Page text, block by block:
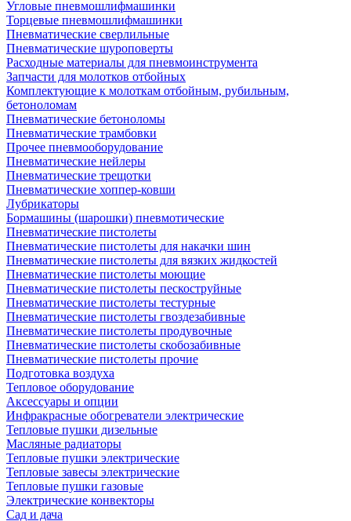
Угловые пневмошлифмашинки
Торцевые пневмошлифмашинки
Пневматические сверлильные
Пневматические шуроповерты
Расходные материалы для пневмоинструмента
Запчасти для молотков отбойных
Комплектующие к молоткам отбойным, рубильным,
бетоноломам
Пневматические бетоноломы
Пневматические трамбовки
Прочее пневмооборудование
Пневматические нейлеры
Пневматические трещотки
Пневматические хоппер-ковши
Лубрикаторы
Бормашины (шарошки) пневмотические
Пневматические пистолеты
Пневматические пистолеты для накачки шин
Пневматические пистолеты для вязких жидкостей
Пневматические пистолеты моющие
Пневматические пистолеты пескоструйные
Пневматические пистолеты тестурные
Пневматические пистолеты гвоздезабивные
Пневматические пистолеты продувочные
Пневматические пистолеты скобозабивные
Пневматические пистолеты прочие
Подготовка воздуха
Тепловое оборудование
Аксессуары и опции
Инфракрасные обогреватели электрические
Тепловые пушки дизельные
Масляные радиаторы
Тепловые пушки электрические
Тепловые завесы электрические
Тепловые пушки газовые
Электрические конвекторы
Сад и дача